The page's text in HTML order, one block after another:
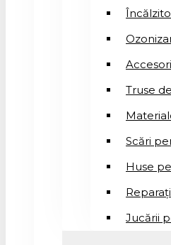
Truse
Scări
Huse
Jucării